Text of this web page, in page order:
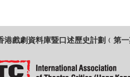
港戲劇資料庫暨口述歷史計劃﹙第